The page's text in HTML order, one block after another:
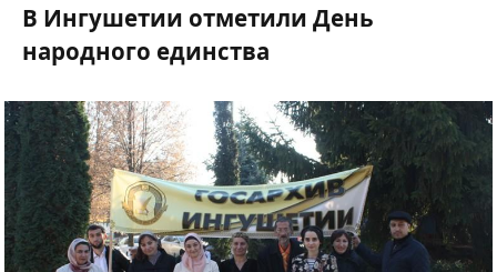
В Ингушетии отметили День
народного единства